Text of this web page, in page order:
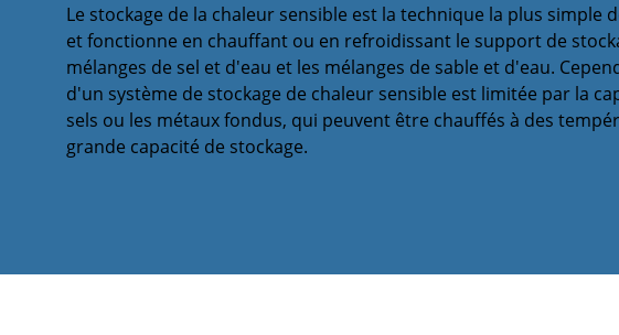
Le stockage de la chaleur sensible est la technique la plus simple
et fonctionne en chauffant ou en refroidissant le support de
mélanges de sel et d'eau et les mélanges de sable et d'eau.
d'un système de stockage de chaleur sensible est limitée par la
sels ou les métaux fondus, qui peuvent être chauffés à des
grande capacité de stockage.